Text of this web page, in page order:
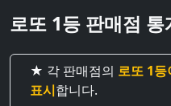
로또 1등 판매점 통
★ 각 판매점의 로또 1
표시합니다.